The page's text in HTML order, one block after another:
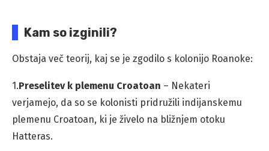
Kam so izginili?
Obstaja več teorij, kaj se je zgodilo s kolonijo Roanoke:
1.Preselitev k plemenu Croatoan – Nekateri
verjamejo, da so se kolonisti pridružili indijanskemu
plemenu Croatoan, ki je živelo na bližnjem otoku
Hatteras.